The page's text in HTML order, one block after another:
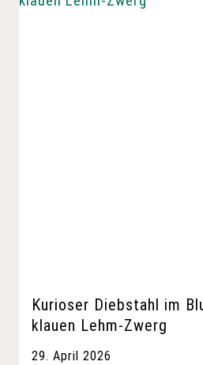
Kurioser Diebstahl im
klauen Lehm-Zwerg
29. April 2026